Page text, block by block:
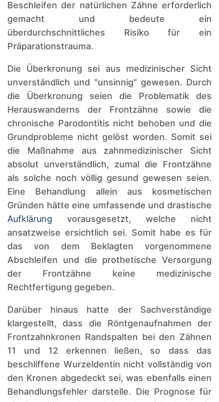
Beschleifen der natürlichen Zähne erforderlich
gemacht und bedeute ein
überdurchschnittliches Risiko für ein
Präparationstrauma.
Die Überkronung sei aus medizinischer Sicht
unverständlich und "unsinnig" gewesen. Durch
die Überkronung seien die Problematik des
Herauswanderns der Frontzähne sowie die
chronische Parodontitis nicht behoben und die
Grundprobleme nicht gelöst worden. Somit sei
die Maßnahme aus zahnmedizinischer Sicht
absolut unverständlich, zumal die Frontzähne
als solche noch völlig gesund gewesen seien.
Eine Behandlung allein aus kosmetischen
Gründen hätte eine umfassende und drastische
Aufklärung vorausgesetzt, welche nicht
ansatzweise ersichtlich sei. Somit habe es für
das von dem Beklagten vorgenommene
Abschleifen und die prothetische Versorgung
der Frontzähne keine medizinische
Rechtfertigung gegeben.
Darüber hinaus hatte der Sachverständige
klargestellt, dass die Röntgenaufnahmen der
Frontzahnkronen Randspalten bei den Zähnen
11 und 12 erkennen ließen, so dass das
beschliffene Wurzeldentin nicht vollständig von
den Kronen abgedeckt sei, was ebenfalls einen
Behandlungsfehler darstelle. Die Prognose für